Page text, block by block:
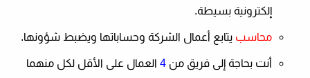
إلكترونية بسيطة.
محاسب يتابع أعمال الشركة وحساباتها ويضبط شؤونها.
أنت بحاجة إلى فريق من 4 العمال على الأقل لكل منهما